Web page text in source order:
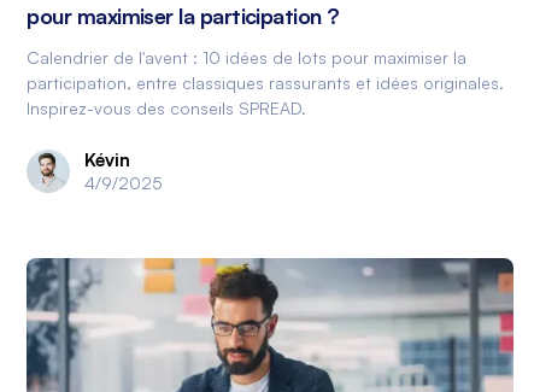
pour maximiser la participation ?
Calendrier de l'avent : 10 idées de lots pour maximiser la
participation, entre classiques rassurants et idées originales.
Inspirez-vous des conseils SPREAD.
Kévin
4/9/2025